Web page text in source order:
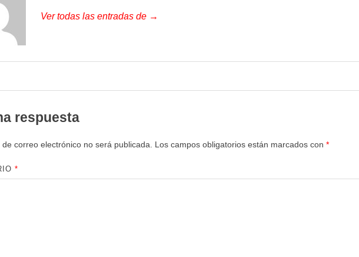
Ver todas las entradas de →
respuesta
de correo electrónico no será publicada. Los campos obligatorios están marcados con *
*